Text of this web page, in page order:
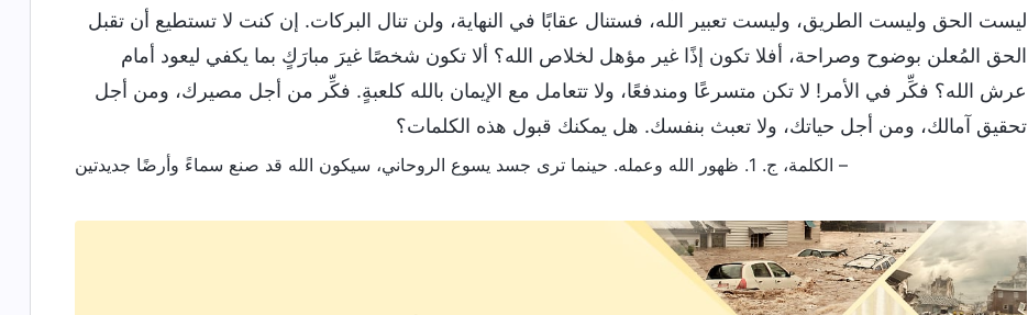
ليست الحق وليست الطريق، وليست تعبير الله، فستنال عقابًا في النهاية، ولن تنال البركات. إن كنت لا تستطيع أن تقبل
الحق المُعلن بوضوح وصراحة، أفلا تكون إذًا غير مؤهل لخلاص الله؟ ألا تكون شخصًا غيرَ مبارَكٍ بما يكفي ليعود أمام
عرش الله؟ فكِّر في الأمر! لا تكن متسرعًا ومندفعًا، ولا تتعامل مع الإيمان بالله كلعبةٍ. فكِّر من أجل مصيرك، ومن أجل
تحقيق آمالك، ومن أجل حياتك، ولا تعبث بنفسك. هل يمكنك قبول هذه الكلمات؟
– الكلمة، ج. 1. ظهور الله وعمله. حينما ترى جسد يسوع الروحاني، سيكون الله قد صنع سماءً وأرضًا جديدتين